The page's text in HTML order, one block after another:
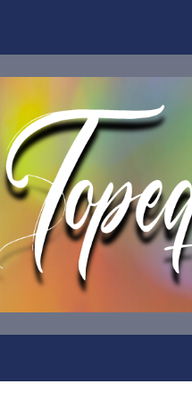
Abonnez-
Et recevez tous les jours dans
meilleures